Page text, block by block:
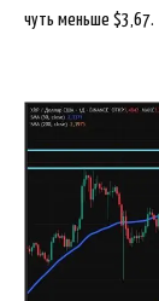
чуть меньше $3,67.